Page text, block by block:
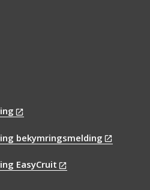
bekymringsmelding
EasyCruit